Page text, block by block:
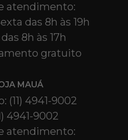
atendimento:
das 8h às 19h
8h às 17h
gratuito
MAUÁ
(11) 4941-9002
4941-9002
atendimento: